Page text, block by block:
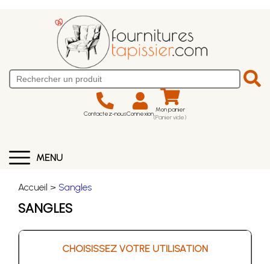
Contactez-nousConnexion Mon panier
(Panier vide)
MENU
Accueil > Sangles
SANGLES
CHOISISSEZ VOTRE UTILISATION